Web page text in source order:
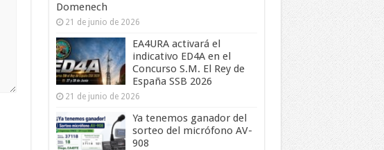
Domenech
21 de junio de 2026
EA4URA activará el
indicativo ED4A en el
Concurso S.M. El Rey de
España SSB 2026
21 de junio de 2026
Ya tenemos ganador del
sorteo del micrófono AV-
908